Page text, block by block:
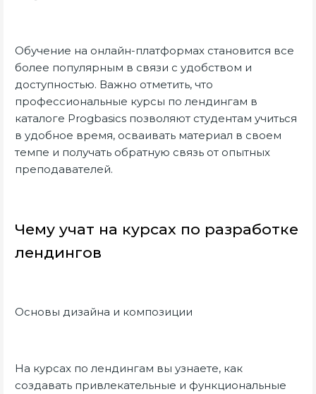
Обучение на онлайн-платформах становится все
более популярным в связи с удобством и
доступностью. Важно отметить, что
профессиональные курсы по лендингам в
каталоге Progbasics позволяют студентам учиться
в удобное время, осваивать материал в своем
темпе и получать обратную связь от опытных
преподавателей.
Чему учат на курсах по разработке
лендингов
Основы дизайна и композиции
На курсах по лендингам вы узнаете, как
создавать привлекательные и функциональные